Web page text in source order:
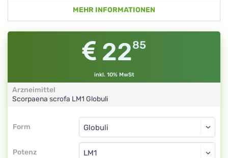
MEHR INFORMATIONEN
2285
inkl. 10% MwSt
Arzneimittel
Scorpaena scrofa LM1 Globuli
Form
Form
Potenz
Globuli
LM1